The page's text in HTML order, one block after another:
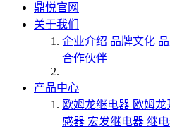
鼎悦官网
关于我们
企业介绍 品牌文化
合作伙伴
产品中心
欧姆龙继电器 欧姆龙
感器 宏发继电器 继